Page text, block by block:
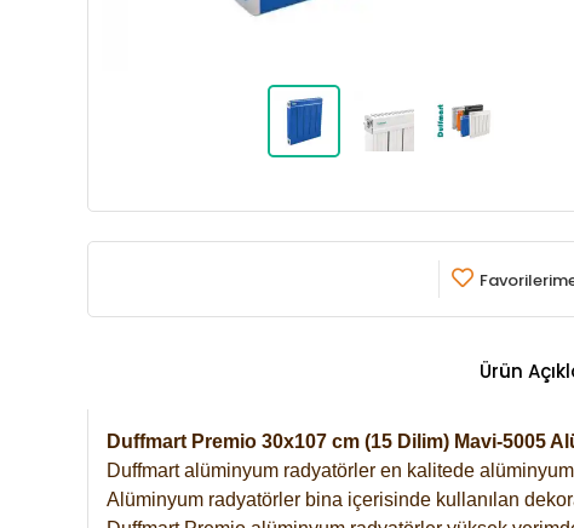
Ürün
Duffmart Premio 30x107 cm (15 Dilim) Mavi-5005
Duffmart alüminyum radyatörler en kalitede
Alüminyum radyatörler bina içerisinde kullanılan